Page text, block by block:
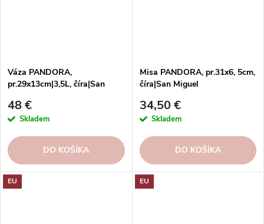
Váza PANDORA,
pr.29x13cm|3,5L, číra|San
48 €
Skladem
DO KOŠÍKA
Misa PANDORA, pr.31x6, 5cm,
číra|San Miguel
34,50 €
Skladem
DO KOŠÍKA
EU EU